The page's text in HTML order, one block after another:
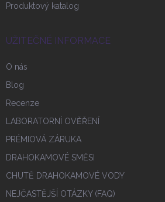
Produktový katalog
UŽITEČNÉ INFORMACE
O nás
Blog
Recenze
LABORATORNÍ OVĚŘENÍ
PRÉMIOVÁ ZÁRUKA
DRAHOKAMOVÉ SMĚSI
CHUTĚ DRAHOKAMOVÉ VODY
NEJČASTĚJŠÍ OTÁZKY (FAQ)